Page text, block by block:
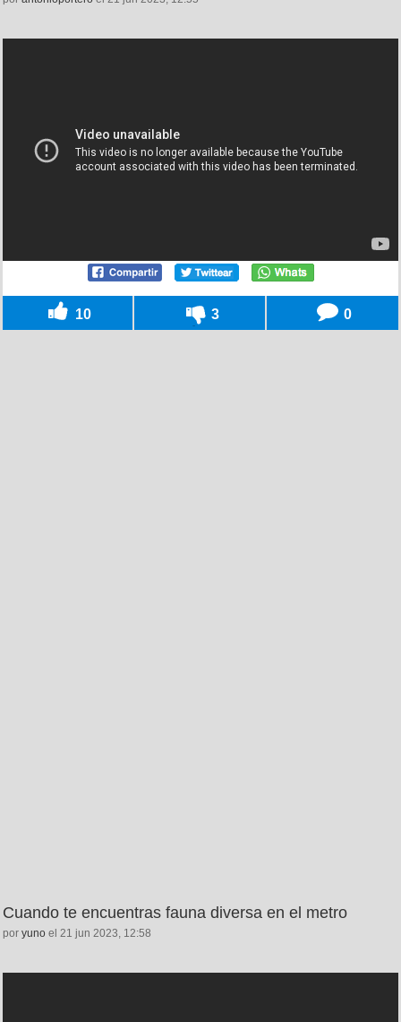
10 3 0
Cuando te encuentras fauna diversa en el metro
por yuno el 21 jun 2023, 12:58